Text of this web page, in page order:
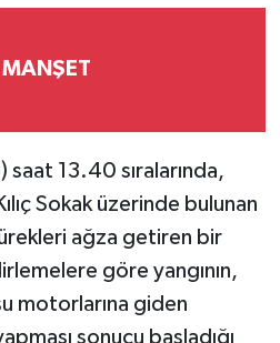
MANŞET
saat 13.40 sıralarında,
Sokak üzerinde bulunan
ağza getiren bir
göre yangının,
motorlarına giden
sonucu başladığı